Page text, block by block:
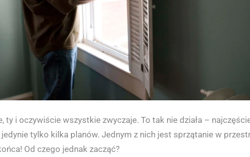
ty i oczywiście wszystkie zwyczaje. To tak nie działa –
tylko kilka planów. Jednym z nich jest sprzątanie w
Od czego jednak zacząć?